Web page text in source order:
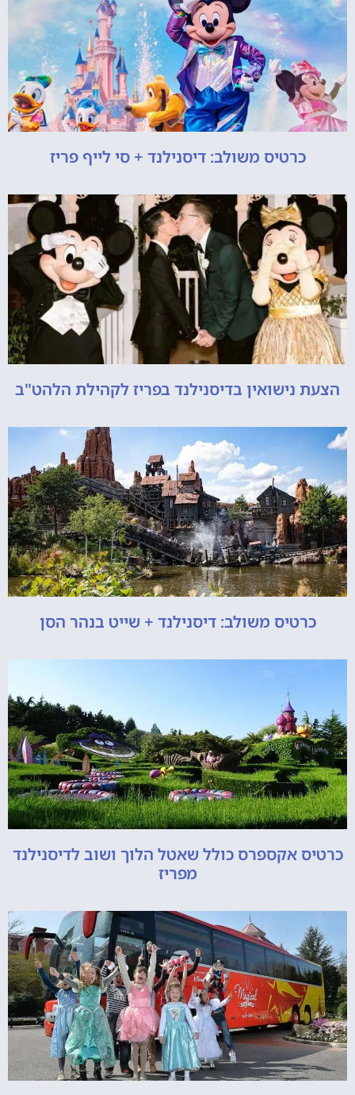
כרטיס משולב: דיסנילנד + סי לייף פריז
הצעת נישואין בדיסנילנד בפריז לקהילת הלהט"ב
כרטיס משולב: דיסנילנד + שייט בנהר הסן
כרטיס אקספרס כולל שאטל הלוך ושוב לדיסנילנד
מפריז